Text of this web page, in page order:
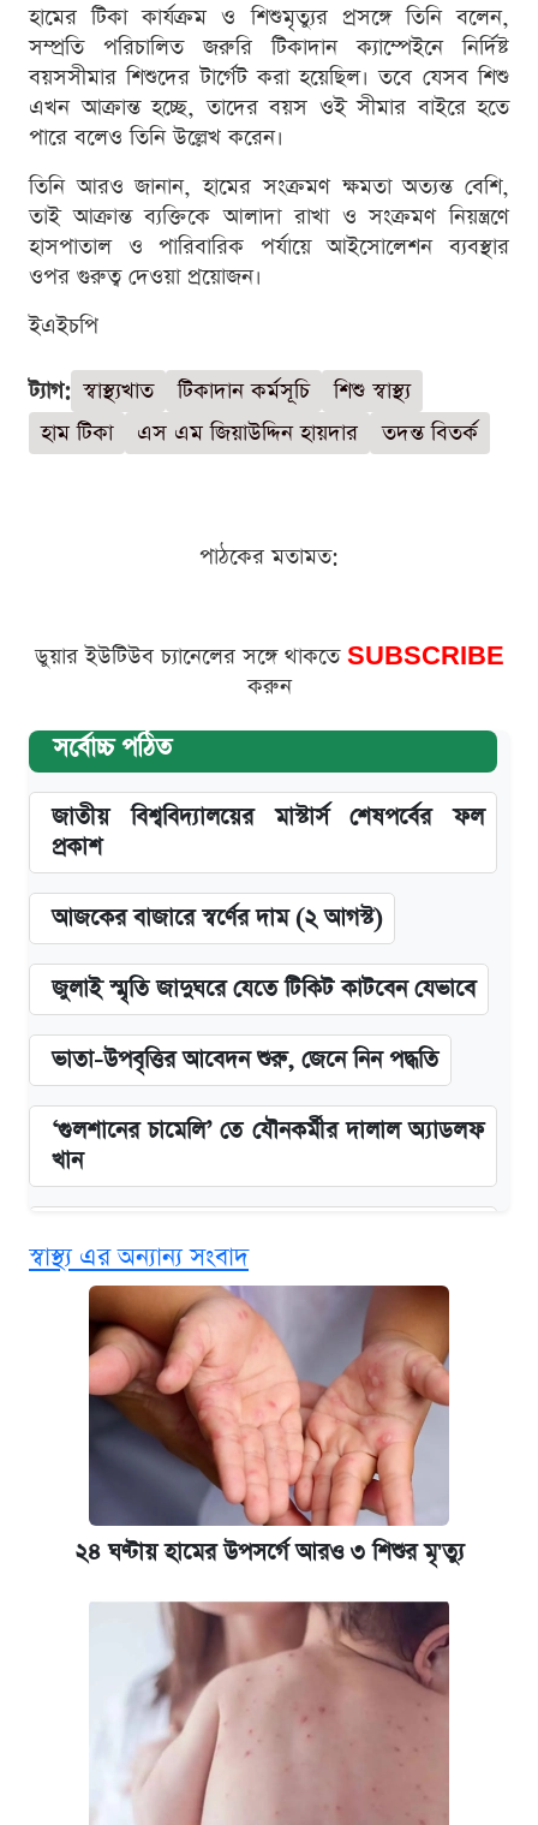
হামের টিকা কার্যক্রম ও শিশুমৃত্যুর প্রসঙ্গে তিনি বলেন,
সম্প্রতি পরিচালিত জরুরি টিকাদান ক্যাম্পেইনে নির্দিষ্ট
বয়সসীমার শিশুদের টার্গেট করা হয়েছিল। তবে যেসব শিশু
এখন আক্রান্ত হচ্ছে, তাদের বয়স ওই সীমার বাইরে হতে
পারে বলেও তিনি উল্লেখ করেন।
তিনি আরও জানান, হামের সংক্রমণ ক্ষমতা অত্যন্ত বেশি,
তাই আক্রান্ত ব্যক্তিকে আলাদা রাখা ও সংক্রমণ নিয়ন্ত্রণে
হাসপাতাল ও পারিবারিক পর্যায়ে আইসোলেশন ব্যবস্থার
ওপর গুরুত্ব দেওয়া প্রয়োজন।
ইএইচপি
ট্যাগ: স্বাস্থ্যখাত টিকাদান কর্মসূচি
শিশু স্বাস্থ্য
হাম টিকা
এস এম জিয়াউদ্দিন হায়দার তদন্ত বিতর্ক
পাঠকের মতামত:
ডুয়ার ইউটিউব চ্যানেলের সঙ্গে থাকতে SUBSCRIBE
করুন
সর্বোচ্চ পঠিত
জাতীয় বিশ্ববিদ্যালয়ের মাস্টার্স শেষপর্বের ফল
প্রকাশ
আজকের বাজারে স্বর্ণের দাম (২ আগস্ট)
জুলাই স্মৃতি জাদুঘরে যেতে টিকিট কাটবেন যেভাবে
ভাতা-উপবৃত্তির আবেদন শুরু, জেনে নিন পদ্ধতি
‘গুলশানের চামেলি’ তে যৌনকর্মীর দালাল অ্যাডলফ
খান
দাম ও ফিচার
কবে শুরু হচ্ছে ঢাবির ভর্তি আবেদন, জানাল কর্তৃপক্ষ
নবম জাতীয় পে-স্কেল নিয়ে সর্বশেষ যা জানা গেল
আজকের বাজারে স্বর্ণের দাম (৪ আগস্ট)
আজকের বাজারে স্বর্ণ-রুপার দাম (৫ আগস্ট)
কবে হবে মেডিকেল ভর্তি পরীক্ষা, জানা গেল যা
পাঁচ দপ্তরে নতুন সচিব নিয়োগ দিল সরকার
রাষ্ট্রবিরোধী কর্মকাণ্ড: ঢাবির কয়েকজন শিক্ষকের
বিরুদ্ধে ব্যবস্থা
স্বাস্থ্য এর অন্যান্য সংবাদ
২৪ ঘণ্টায় হামের উপসর্গে আরও ৩ শিশুর মৃ'ত্যু